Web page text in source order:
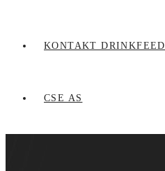
KONTAKT DRINKFEED
CSE AS